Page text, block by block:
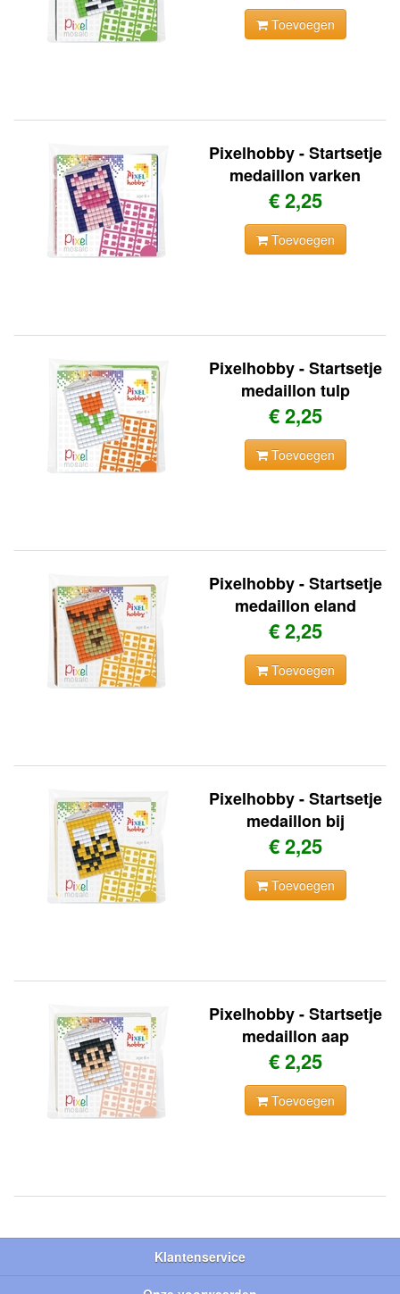
Toevoegen
Pixelhobby - Startsetje
medaillon varken
€ 2,25
Toevoegen
Pixelhobby - Startsetje
medaillon tulp
€ 2,25
Toevoegen
Pixelhobby - Startsetje
medaillon eland
€ 2,25
Toevoegen
Pixelhobby - Startsetje
medaillon bij
€ 2,25
Toevoegen
Pixelhobby - Startsetje
medaillon aap
€ 2,25
Toevoegen
Klantenservice